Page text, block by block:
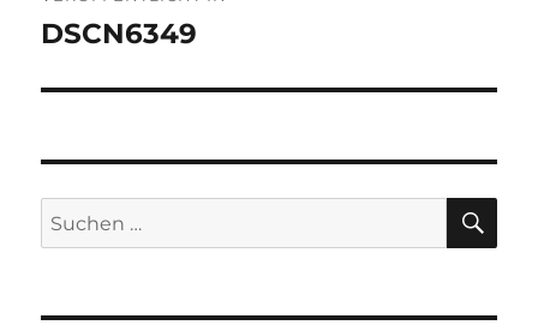
DSCN6349
Suchen
nach: